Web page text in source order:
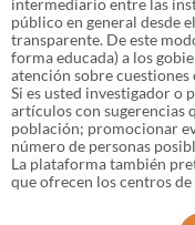
intermediario entre las
público en general desde
transparente. De este
forma educada) a los
atención sobre cuestiones
Si es usted investigador o
artículos con sugerencias
población; promocionar
número de personas
La plataforma también
que ofrecen los centros